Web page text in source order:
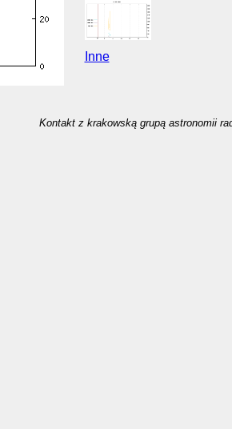
Inne
Kontakt z krakowską grupą astronomii